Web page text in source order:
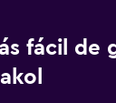
fácil de